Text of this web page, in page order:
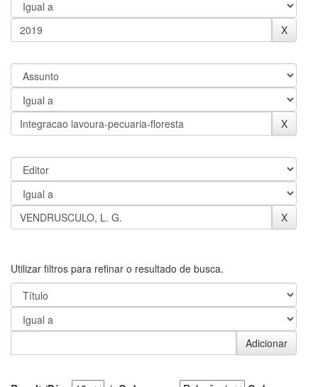
Utilizar filtros para refinar o resultado de busca.